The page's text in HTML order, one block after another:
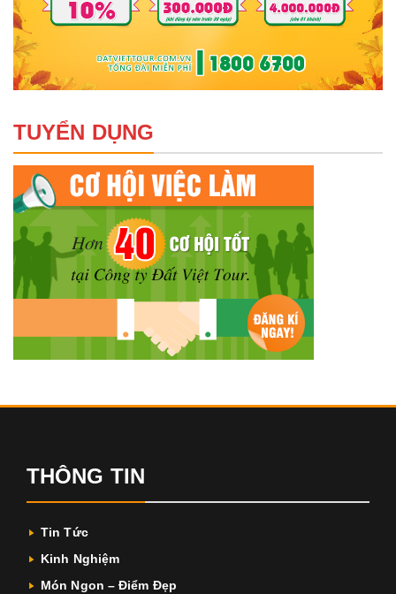
TUYỂN DỤNG
THÔNG TIN
Tin Tức
Kinh Nghiệm
Món Ngon – Điểm Đẹp